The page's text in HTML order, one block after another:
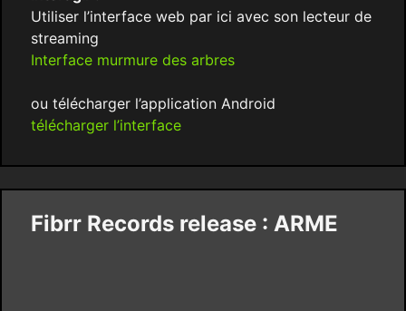
Utiliser l’interface web par ici avec son lecteur de
streaming
Interface murmure des arbres
ou télécharger l’application Android
télécharger l’interface
Fibrr Records release : ARME